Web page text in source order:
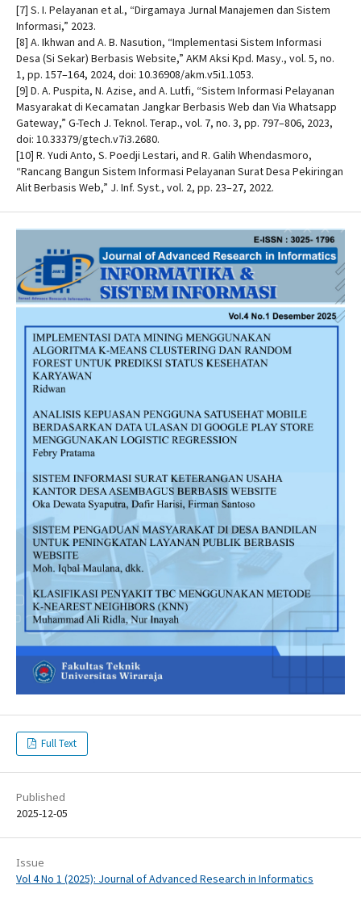
[7] S. I. Pelayanan et al., “Dirgamaya Jurnal Manajemen dan Sistem
Informasi,” 2023.
[8] A. Ikhwan and A. B. Nasution, “Implementasi Sistem Informasi
Desa (Si Sekar) Berbasis Website,” AKM Aksi Kpd. Masy., vol. 5, no.
1, pp. 157–164, 2024, doi: 10.36908/akm.v5i1.1053.
[9] D. A. Puspita, N. Azise, and A. Lutfi, “Sistem Informasi Pelayanan
Masyarakat di Kecamatan Jangkar Berbasis Web dan Via Whatsapp
Gateway,” G-Tech J. Teknol. Terap., vol. 7, no. 3, pp. 797–806, 2023,
doi: 10.33379/gtech.v7i3.2680.
[10] R. Yudi Anto, S. Poedji Lestari, and R. Galih Whendasmoro,
“Rancang Bangun Sistem Informasi Pelayanan Surat Desa Pekiringan
Alit Berbasis Web,” J. Inf. Syst., vol. 2, pp. 23–27, 2022.
Full Text
Published
2025-12-05
Issue
Vol 4 No 1 (2025): Journal of Advanced Research in Informatics